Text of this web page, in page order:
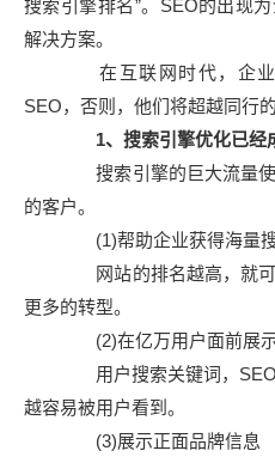
案例展示
新闻中心
联系我们
搜索引擎排名”。SEO的出现
解决方案。
在互联网时代，企业
SEO，否则，他们将超越同行的
1、搜索引擎优化已经
搜索引擎的巨大流量使
的客户。
(1)帮助企业获得海量
网站的排名越高，就可
更多的转型。
(2)在亿万用户面前展
用户搜索关键词，SEO
越容易被用户看到。
(3)展示正面品牌信息